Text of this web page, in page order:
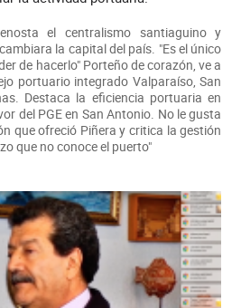
el centralismo santiaguino y
la capital del país. "Es el único
de hacerlo" Porteño de corazón, ve a
portuario integrado Valparaíso, San
Destaca la eficiencia portuaria en
del PGE en San Antonio. No le gusta
que ofreció Piñera y critica la gestión
que no conoce el puerto"